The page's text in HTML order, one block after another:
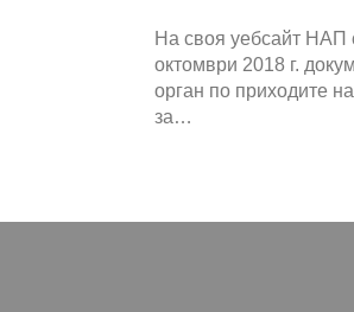
На своя уебсайт НАП
октомври 2018 г.
орган по приходите
за…